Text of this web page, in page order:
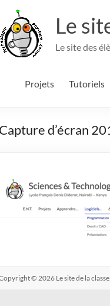
Le
Le site des
Projets Tutoriels
Capture d’écran
© 2026Le site de la classe.